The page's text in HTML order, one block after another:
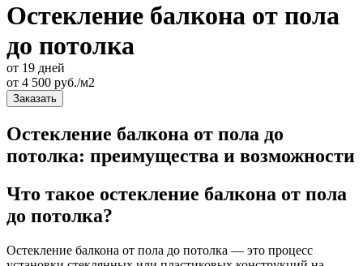
Остекление балкона от пола
до потолка
от 19 дней
от 4 500 руб./м2
Заказать
Остекление балкона от пола до
потолка: преимущества и возможности
Что такое остекление балкона от пола
до потолка?
Остекление балкона от пола до потолка — это процесс